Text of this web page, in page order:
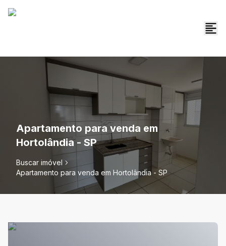
Apartamento para venda em
Hortolândia - SP
Buscar imóvel
Apartamento para venda em Hortolândia - SP